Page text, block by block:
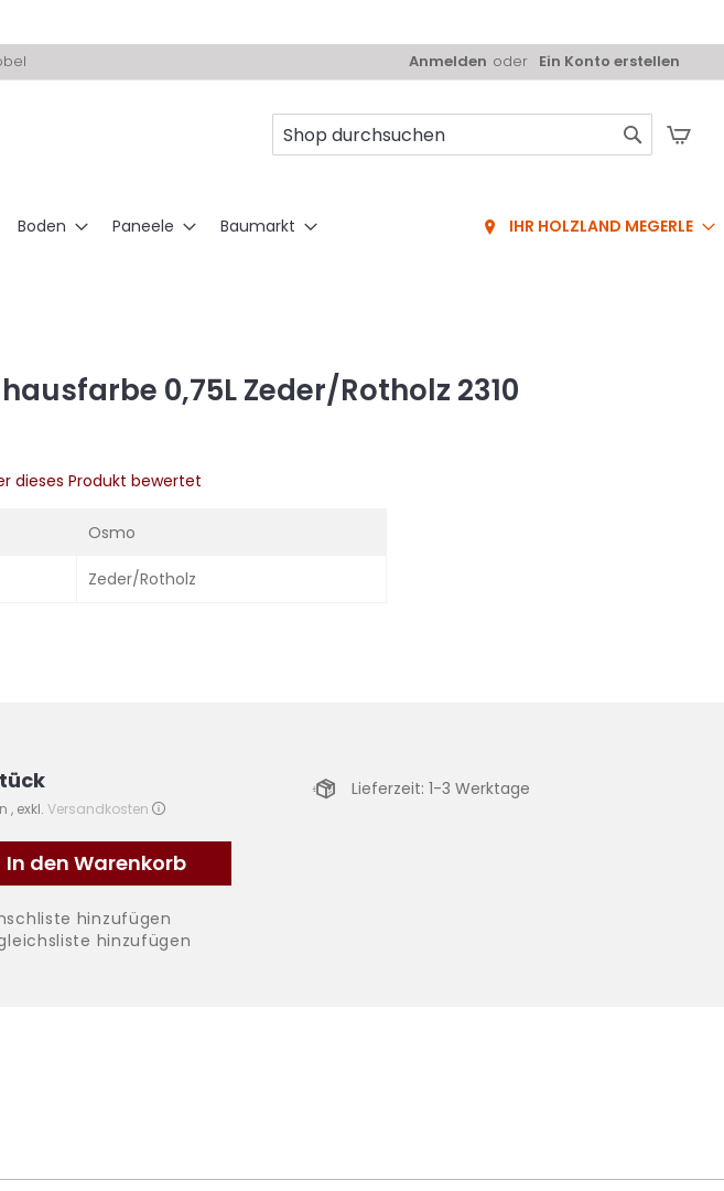
Anmelden Ein Konto erstellen
Boden Paneele Baumarkt IHR HOLZLAND MEGERLE
0,75L Zeder/Rotholz 2310
dieses Produkt bewertet
Osmo
Zeder/Rotholz
, exkl. Versandkosten
In den Warenkorb
Lieferzeit: 1-3 Werktage
hinzufügen
hinzufügen